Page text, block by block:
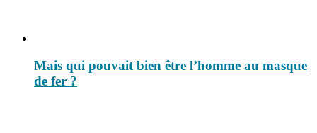
Mais qui pouvait bien être l’homme au masque
de fer ?